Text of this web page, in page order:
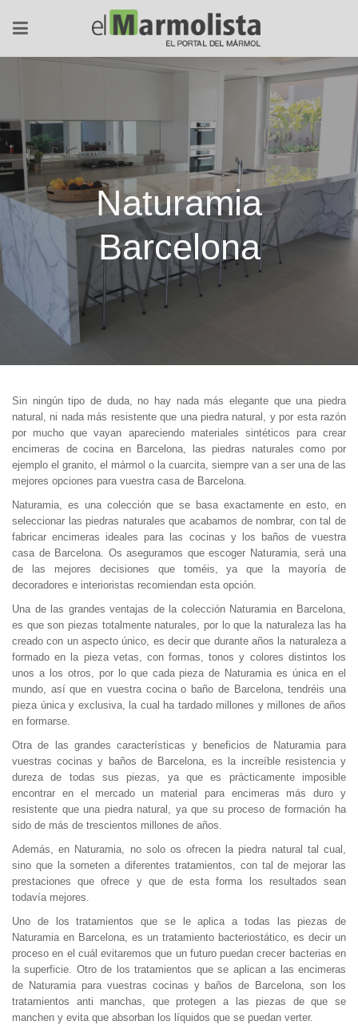
Naturamia
Barcelona
Sin ningún tipo de duda, no hay nada más elegante que una piedra
natural, ni nada más resistente que una piedra natural, y por esta razón
por mucho que vayan apareciendo materiales sintéticos para crear
encimeras de cocina en Barcelona, las piedras naturales como por
ejemplo el granito, el mármol o la cuarcita, siempre van a ser una de las
mejores opciones para vuestra casa de Barcelona.
Naturamia, es una colección que se basa exactamente en esto, en
seleccionar las piedras naturales que acabamos de nombrar, con tal de
fabricar encimeras ideales para las cocinas y los baños de vuestra
casa de Barcelona. Os aseguramos que escoger Naturamia, será una
de las mejores decisiones que toméis, ya que la mayoría de
decoradores e interioristas recomiendan esta opción.
Una de las grandes ventajas de la colección Naturamia en Barcelona,
es que son piezas totalmente naturales, por lo que la naturaleza las ha
creado con un aspecto único, es decir que durante años la naturaleza a
formado en la pieza vetas, con formas, tonos y colores distintos los
unos a los otros, por lo que cada pieza de Naturamia es única en el
mundo, así que en vuestra cocina o baño de Barcelona, tendréis una
pieza única y exclusiva, la cual ha tardado millones y millones de años
en formarse.
Otra de las grandes características y beneficios de Naturamia para
vuestras cocinas y baños de Barcelona, es la increíble resistencia y
dureza de todas sus piezas, ya que es prácticamente imposible
encontrar en el mercado un material para encimeras más duro y
resistente que una piedra natural, ya que su proceso de formación ha
sido de más de trescientos millones de años.
Además, en Naturamia, no solo os ofrecen la piedra natural tal cual,
sino que la someten a diferentes tratamientos, con tal de mejorar las
prestaciones que ofrece y que de esta forma los resultados sean
todavía mejores.
Uno de los tratamientos que se le aplica a todas las piezas de
Naturamia en Barcelona, es un tratamiento bacteriostático, es decir un
proceso en el cuál evitaremos que un futuro puedan crecer bacterias en
la superficie. Otro de los tratamientos que se aplican a las encimeras
de Naturamia para vuestras cocinas y baños de Barcelona, son los
tratamientos anti manchas, que protegen a las piezas de que se
manchen y evita que absorban los líquidos que se puedan verter.